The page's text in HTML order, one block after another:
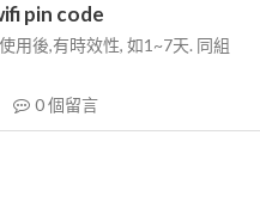
pin code
用後,有時效性, 如1~7天. 同組
0個留言